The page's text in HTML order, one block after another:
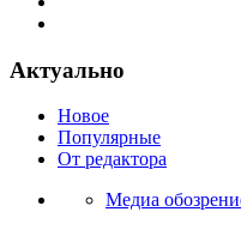
Актуально
Новое
Популярные
От редактора
Медиа